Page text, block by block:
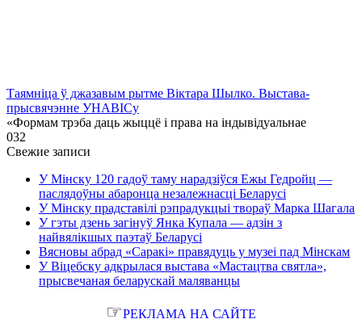
Таямніца ў джазавым рытме Віктара Шылко. Выстава-
прысвячэнне УНАВІСу
«Формам трэба даць жыццё і права на індывідуальнае
032
Свежие записи
У Мінску 120 гадоў таму нарадзіўся Ежы Гедройц —
паслядоўны абаронца незалежнасці Беларусі
У Мінску прадставілі рэпрадукцыі твораў Марка Шагала
У гэты дзень загінуў Янка Купала — адзін з
найвялікшых паэтаў Беларусі
Вясновы абрад «Саракі» правядуць у музеі пад Мінскам
У Віцебску адкрылася выстава «Мастацтва святла»,
прысвечаная беларускай маляванцы
☞РЕКЛАМА НА САЙТЕ